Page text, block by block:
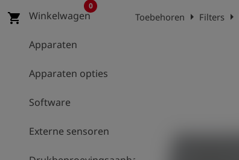
shopping_cart Winkelwagen
0
Apparaten
Apparaten opties
Software
Externe sensoren
Toebehoren arrow_right Filters arrow_right